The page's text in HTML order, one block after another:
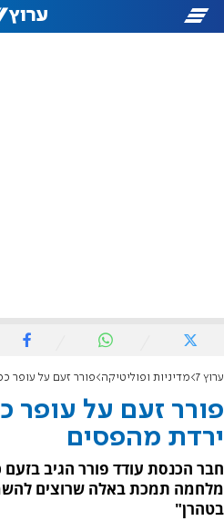
ערוץ 7 מדיניות ופוליטיקה פורר זעם על עופר
פורר זעם על עופר
ירדת מהפסים
חבר הכנסת עודד פורר הגיב
מלחמה תמכת באלה שרוצים
בטהרן"